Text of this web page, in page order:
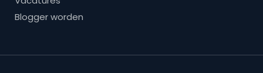
Blogger worden